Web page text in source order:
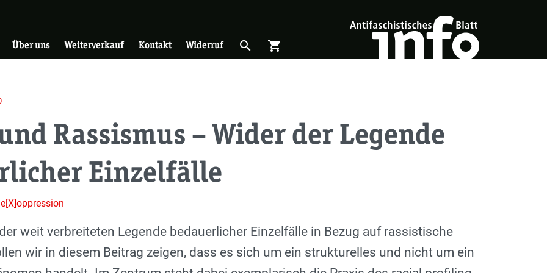
Über uns Weiterverkauf Kontakt Widerruf Suche öffnen
search Warenkorb öffnen
shopping_cart
Rassismus – Wider der Legende
Einzelfälle
weit verbreiteten Legende bedauerlicher Einzelfälle in Bezug auf rassistische
wir in diesem Beitrag zeigen, dass es sich um ein strukturelles und nicht um ein